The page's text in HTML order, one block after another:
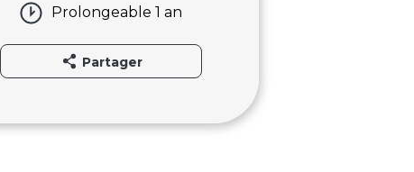
Prolongeable 1 an
Partager